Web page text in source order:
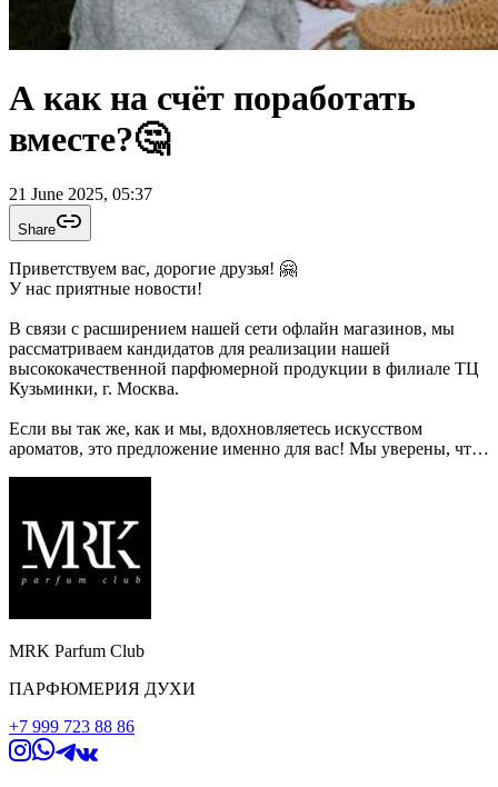
А как на счёт поработать
вместе?🤔
21 June 2025, 05:37
Share
Приветствуем вас, дорогие друзья! 🤗
У нас приятные новости!
В связи с расширением нашей сети офлайн магазинов, мы
рассматриваем кандидатов для реализации нашей
высококачественной парфюмерной продукции в филиале ТЦ
Кузьминки, г. Москва.
Если вы так же, как и мы, вдохновляетесь искусством
ароматов, это предложение именно для вас! Мы уверены, что
👩🏼‍🎓Продавец-консультант (ТЦ Кузьминки Молл)
ЗП от 70 000 ₽ за месяц, на руки
Опыт работы: не требуется
Формат работы: на месте работодателя
Не упустите возможность стать частью нашей дружной
команды! Напишите нам через 📲приложение UDS, либо
MRK Parfum Club
ПАРФЮМЕРИЯ ДУХИ
+7 999 723 88 86